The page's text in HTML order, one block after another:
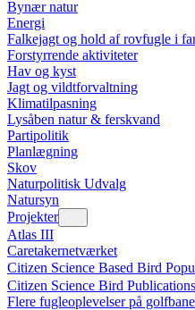
Bynær natur
Energi
Falkejagt og hold af rovfugle i
Forstyrrende aktiviteter
Hav og kyst
Jagt og vildtforvaltning
Klimatilpasning
Lysåben natur & ferskvand
Partipolitik
Planlægning
Skov
Naturpolitisk Udvalg
Natursyn
Projekter
Atlas III
Caretakernetværket
Citizen Science Based Bird
Citizen Science Bird Publications
Flere fugleoplevelser på